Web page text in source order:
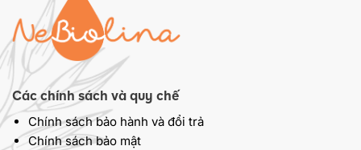
Các chính sách và quy chế
Chính sách bảo hành và đổi trả
Chính sách bảo mật